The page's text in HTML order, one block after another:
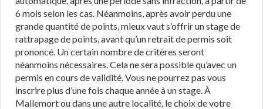
6 mois selon les cas. Néanmoins, après avoir perdu une
grande quantité de points, mieux vaut s’offrir un stage de
rattrapage de points, avant qu’un retrait de permis soit
prononcé. Un certain nombre de critères seront
néanmoins nécessaires. Cela ne sera possible qu’avec un
permis en cours de validité. Vous ne pourrez pas vous
inscrire plus d’une fois chaque année à un stage. À
Mallemort ou dans une autre localité, le choix de votre